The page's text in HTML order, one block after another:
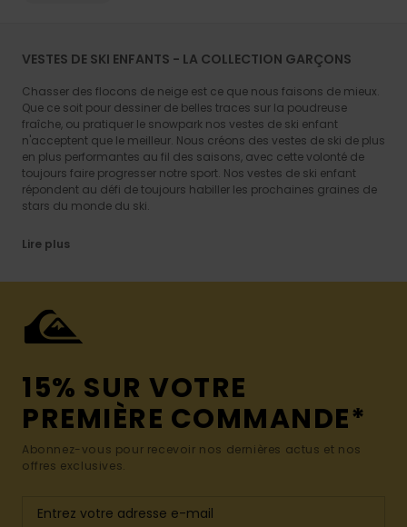
VESTES DE SKI ENFANTS - LA COLLECTION GARÇONS
Chasser des flocons de neige est ce que nous faisons de mieux.
Que ce soit pour dessiner de belles traces sur la poudreuse
fraîche, ou pratiquer le snowpark nos vestes de ski enfant
n'acceptent que le meilleur. Nous créons des vestes de ski de plus
en plus performantes au fil des saisons, avec cette volonté de
toujours faire progresser notre sport. Nos vestes de ski enfant
répondent au défi de toujours habiller les prochaines graines de
stars du monde du ski.
Lire plus
15% SUR VOTRE
PREMIÈRE COMMANDE*
Abonnez-vous pour recevoir nos dernières actus et nos
offres exclusives.